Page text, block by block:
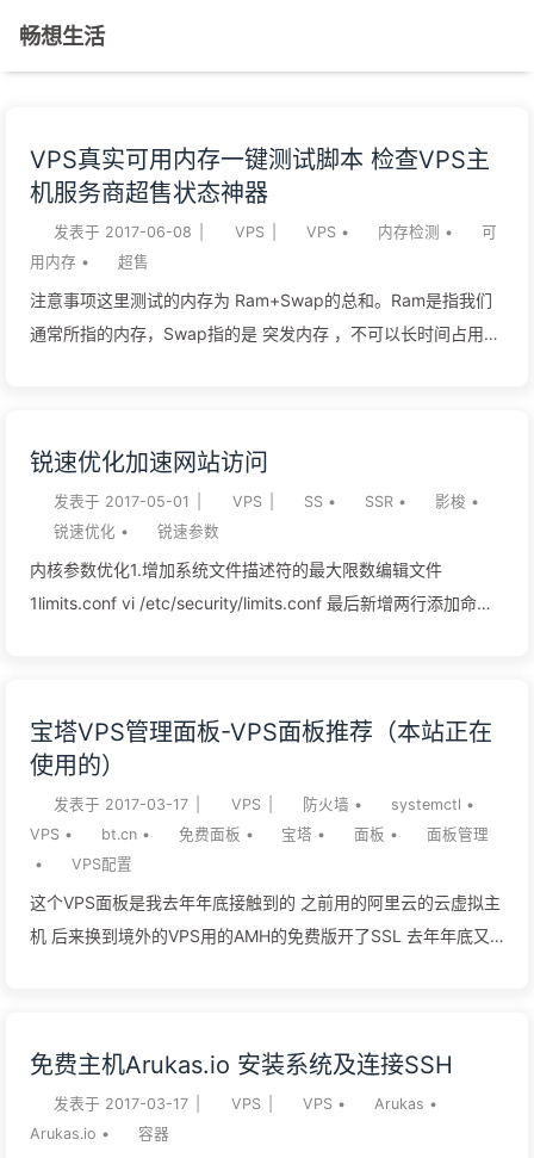
畅想生活
VPS真实可用内存一键测试脚本 检查VPS主
机服务商超售状态神器
发表于 2017-06-08 VPS VPS • 内存检测 •
可
用内存 • 超售
注意事项这里测试的内存为 Ram+Swap的总和。Ram是指我们
通常所指的内存，Swap指的是 突发内存 ，不可以长时间占用但
https://raw.githubusercontent.com/FunctionClub/Memtester/
master/memtester.cpp gcc -l stdc++ memtester.cpp ./a.out
Ubuntu系统： 1apt-get update apt-get install wget build-
essential -y wget
https://raw.githubusercontent.com/FunctionClub/Memtester/
锐速优化加速网站访问
发表于 2017-05-01 VPS SS • SSR • 影梭 •
锐速优化 • 锐速参数
内核参数优化1.增加系统文件描述符的最大限数编辑文件
1limits.conf vi /etc/security/limits.conf 最后新增两行添加命
参数修改配置文件 1sysctl.conf vi /etc/sysctl.conf 最后新增一
行添加命令： 1234567891011121314151617181920fs.file-
max = 51200net.core.rmem_max =
67108864net.core.wmem_max =
67108864net.core.rmem_default =
65536net.core.wmem_default =
65536net.core.netdev_max_backlog =
宝塔VPS管理面板-VPS面板推荐（本站正在
使用的）
发表于 2017-03-17 VPS 防火墙 • systemctl •
VPS • bt.cn • 免费面板 • 宝塔 • 面板 •
面板管理
•
VPS配置
这个VPS面板是我去年年底接触到的 之前用的阿里云的云虚拟主
机 后来换到境外的VPS用的AMH的免费版开了SSL 去年年底又
Apache/Nginx/Tengine/PHP/MySQ L各种环境组件版本自由切
换，而且可以多PHP版本共存，不过目前Linux版只支持
CentOS6.x/7.x。官方介绍：一键创建网站、FTP、数据库、
免费主机Arukas.io 安装系统及连接SSH
发表于 2017-03-17 VPS VPS • Arukas •
Arukas.io • 容器